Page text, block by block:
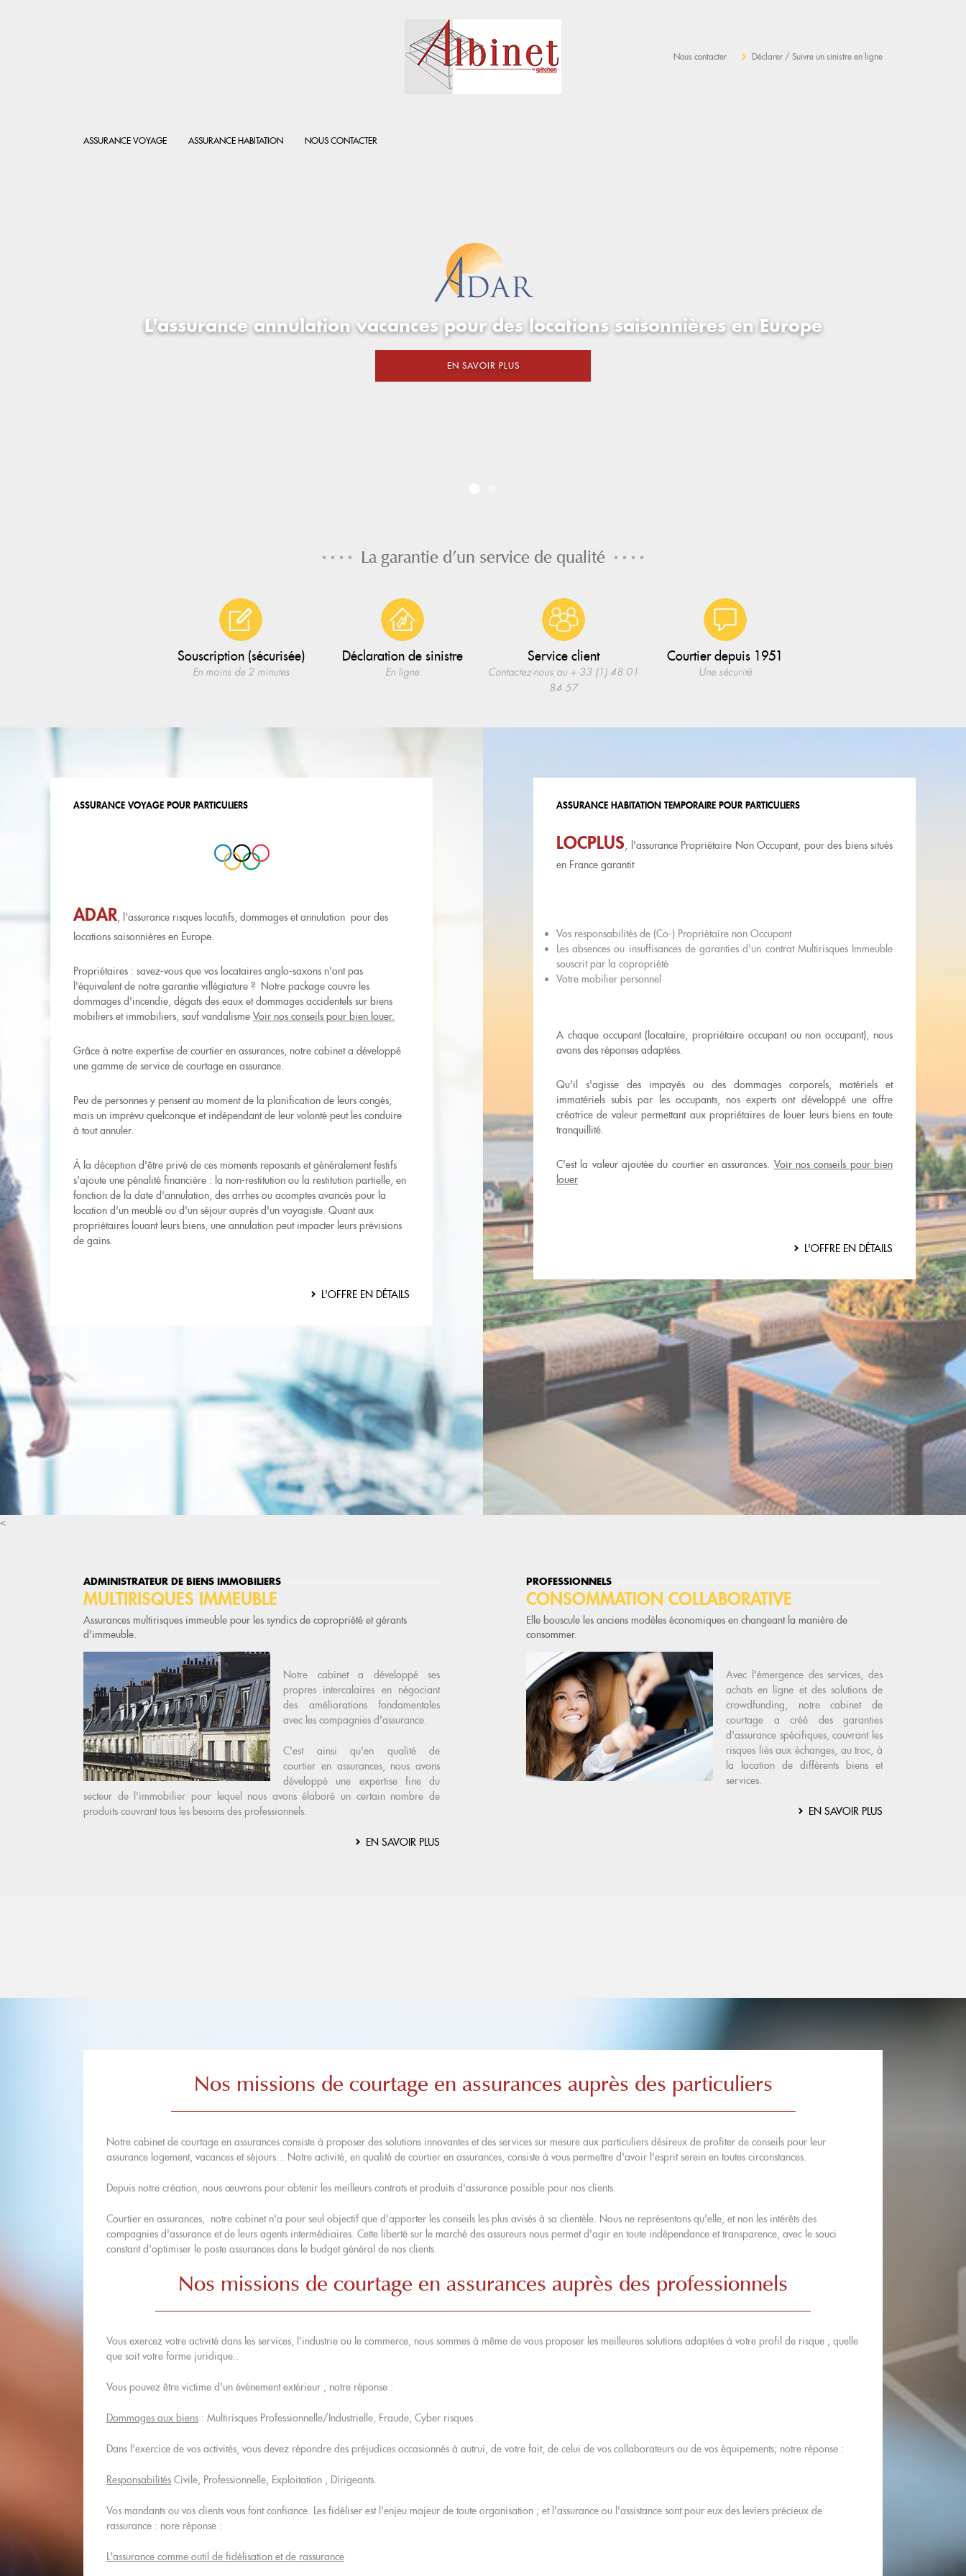
Nous contacter Déclarer / Suivre un sinistre en ligne
ASSURANCE VOYAGE ASSURANCE HABITATION NOUS CONTACTER
EN SAVOIR PLUS
Protégez l'immobilier que vous gérez
Duplex : L'assurance en un seul volume
La garantie d'un service de qualité
Souscription (sécurisée)
En moins de 2 minutes
Déclaration de sinistre
En ligne
Service client
Contactez-nous au + 33 (1) 48 01
84 57
Courtier depuis 1951
Une sécurité
ASSURANCE VOYAGE POUR PARTICULIERS
ADAR, l'assurance risques locatifs, dommages et annulation pour des
locations saisonnières en Europe.
Propriétaires : savez-vous que vos locataires anglo-saxons n'ont pas
l'équivalent de notre garantie villégiature ? Notre package couvre les
dommages d'incendie, dégats des eaux et dommages accidentels sur biens
mobiliers et immobiliers, sauf vandalisme Voir nos conseils pour bien louer.
Grâce à notre expertise de courtier en assurances, notre cabinet a développé
une gamme de service de courtage en assurance.
Peu de personnes y pensent au moment de la planification de leurs congés,
mais un imprévu quelconque et indépendant de leur volonté peut les conduire
à tout annuler.
À la déception d'être privé de ces moments reposants et généralement festifs
s'ajoute une pénalité financière : la non-restitution ou la restitution partielle, en
fonction de la date d'annulation, des arrhes ou acomptes avancés pour la
location d'un meublé ou d'un séjour auprès d'un voyagiste. Quant aux
propriétaires louant leurs biens, une annulation peut impacter leurs prévisions
de gains.
L'OFFRE EN DÉTAILS
ASSURANCE HABITATION TEMPORAIRE POUR PARTICULIERS
LOCPLUS, l'assurance Propriétaire Non Occupant, pour des biens situés
en France garantit
Vos responsabilités de (Co-) Propriétaire non Occupant
Les absences ou insuffisances de garanties d'un contrat Multirisques Immeuble
souscrit par la copropriété
Votre mobilier personnel
A chaque occupant (locataire, propriétaire occupant ou non occupant), nous
avons des réponses adaptées.
Qu'il s'agisse des impayés ou des dommages corporels, matériels et
immatériels subis par les occupants, nos experts ont développé une offre
créatrice de valeur permettant aux propriétaires de louer leurs biens en toute
tranquillité.
C'est la valeur ajoutée du courtier en assurances. Voir nos conseils pour bien
louer
L'OFFRE EN DÉTAILS
<
ADMINISTRATEUR DE BIENS IMMOBILIERS
MULTIRISQUES IMMEUBLE
Assurances multirisques immeuble pour les syndics de copropriété et gérants
d'immeuble.
Notre cabinet a développé ses
propres intercalaires en négociant
des améliorations fondamentales
avec les compagnies d'assurance.
C'est ainsi qu'en qualité de
courtier en assurances, nous avons
développé une expertise fine du
secteur de l'immobilier pour lequel nous avons élaboré un certain nombre de
produits couvrant tous les besoins des professionnels.
EN SAVOIR PLUS
PROFESSIONNELS
CONSOMMATION COLLABORATIVE
Elle bouscule les anciens modèles économiques en changeant la manière de
consommer.
Avec l'émergence des services, des
achats en ligne et des solutions de
crowdfunding, notre cabinet de
courtage a créé des garanties
d'assurance spécifiques, couvrant les
risques liés aux échanges, au troc, à
la location de différents biens et
services.
EN SAVOIR PLUS
Nos missions de courtage en assurances auprès des particuliers
Notre cabinet de courtage en assurances consiste à proposer des solutions innovantes et des services sur mesure aux particuliers désireux de profiter de conseils pour leur
assurance logement, vacances et séjours... Notre activité, en qualité de courtier en assurances, consiste à vous permettre d'avoir l'esprit serein en toutes circonstances.
Depuis notre création, nous œuvrons pour obtenir les meilleurs contrats et produits d'assurance possible pour nos clients.
Courtier en assurances, notre cabinet n'a pour seul objectif que d'apporter les conseils les plus avisés à sa clientèle. Nous ne représentons qu'elle, et non les intérêts des
compagnies d'assurance et de leurs agents intermédiaires. Cette liberté sur le marché des assureurs nous permet d'agir en toute indépendance et transparence, avec le souci
constant d'optimiser le poste assurances dans le budget général de nos clients.
Nos missions de courtage en assurances auprès des professionnels
Vous exercez votre activité dans les services, l'industrie ou le commerce, nous sommes à même de vous proposer les meilleures solutions adaptées à votre profil de risque ; quelle
que soit votre forme juridique..
Vous pouvez être victime d'un événement extérieur ; notre réponse :
Dommages aux biens : Multirisques Professionnelle/Industrielle, Fraude, Cyber risques .
Dans l'exercice de vos activités, vous devez répondre des préjudices occasionnés à autrui, de votre fait, de celui de vos collaborateurs ou de vos équipements; notre réponse :
Responsabilités Civile, Professionnelle, Exploitation , Dirigeants.
Vos mandants ou vos clients vous font confiance. Les fidéliser est l'enjeu majeur de toute organisation ; et l'assurance ou l'assistance sont pour eux des leviers précieux de
rassurance : nore réponse :
L'assurance comme outil de fidélisation et de rassurance